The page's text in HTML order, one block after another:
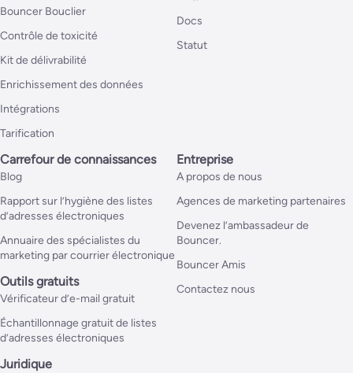
Bouncer Bouclier
Contrôle de toxicité
Kit de délivrabilité
Enrichissement des données
Intégrations
Tarification
Docs
Statut
Carrefour de connaissances
Blog
Rapport sur l’hygiène des listes
d’adresses électroniques
Annuaire des spécialistes du
marketing par courrier électronique
Outils gratuits
Vérificateur d’e-mail gratuit
Échantillonnage gratuit de listes
d’adresses électroniques
Entreprise
A propos de nous
Agences de marketing partenaires
Devenez l’ambassadeur de
Bouncer.
Bouncer Amis
Contactez nous
Juridique